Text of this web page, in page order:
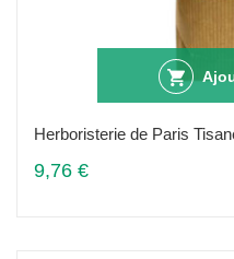
Herboristerie de Paris
9,76 €